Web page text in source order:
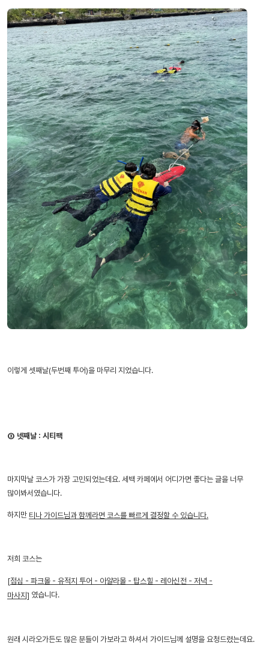
이렇게 셋째날(두번째 투어)을 마무리 지었습니다.
③ 넷째날 : 시티팩
마지막날 코스가 가장 고민되었는데요. 세백 카페에서 어디가면 좋다는 글을 너무
많이봐서였습니다.
하지만 티나 가이드님과 함께라면 코스를 빠르게 결정할 수 있습니다.
저희 코스는
[점심 - 파크몰 - 유적지 투어 - 아얄라몰 - 탑스힐 - 레아신전 - 저녁 -
마사지] 였습니다.
원래 시라오가든도 많은 분들이 가보라고 하셔서 가이드님께 설명을 요청드렸는데요.